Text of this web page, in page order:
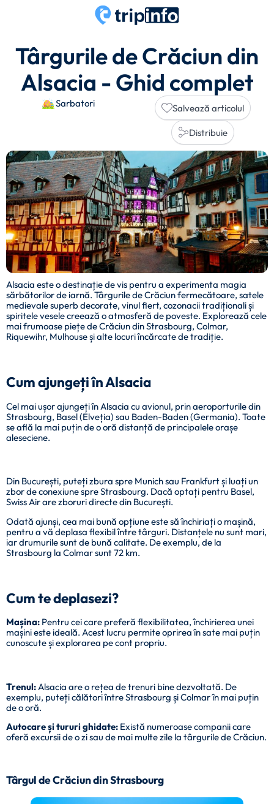
Târgurile de Crăciun din
Alsacia - Ghid complet
Sarbatori Salvează articolul
Distribuie
Alsacia este o destinație de vis pentru a experimenta magia
sărbătorilor de iarnă. Târgurile de Crăciun fermecătoare, satele
medievale superb decorate, vinul fiert, cozonacii tradiționali și
spiritele vesele creează o atmosferă de poveste. Explorează cele
mai frumoase piețe de Crăciun din Strasbourg, Colmar,
Riquewihr, Mulhouse și alte locuri încărcate de tradiție.
Cum ajungeți în Alsacia
Cel mai ușor ajungeți în Alsacia cu avionul, prin aeroporturile din
Strasbourg, Basel (Elveția) sau Baden-Baden (Germania). Toate
se află la mai puțin de o oră distanță de principalele orașe
aleseciene.
Din București, puteți zbura spre Munich sau Frankfurt și luați un
zbor de conexiune spre Strasbourg. Dacă optați pentru Basel,
Swiss Air are zboruri directe din București.
Odată ajunși, cea mai bună opțiune este să închiriați o mașină,
pentru a vă deplasa flexibil între târguri. Distanțele nu sunt mari,
iar drumurile sunt de bună calitate. De exemplu, de la
Strasbourg la Colmar sunt 72 km.
Cum te deplasezi?
Mașina: Pentru cei care preferă flexibilitatea, închirierea unei
mașini este ideală. Acest lucru permite oprirea în sate mai puțin
cunoscute și explorarea pe cont propriu.
Trenul: Alsacia are o rețea de trenuri bine dezvoltată. De
exemplu, puteți călători între Strasbourg și Colmar în mai puțin
de o oră.
Autocare și tururi ghidate: Există numeroase companii care
oferă excursii de o zi sau de mai multe zile la târgurile de Crăciun.
Târgul de Crăciun din Strasbourg